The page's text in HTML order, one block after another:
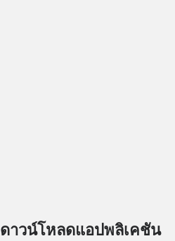
ดาวน์โหลดแอปพลิเคชัน